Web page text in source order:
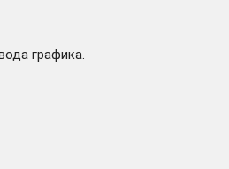
графика.